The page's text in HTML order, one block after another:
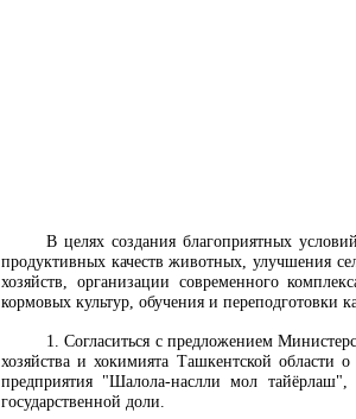
В целях создания благоприятных
продуктивных качеств животных, улучшения
хозяйств, организации современного
кормовых культур, обучения и переподготовки
1. Согласиться с предложением
хозяйства и хокимията Ташкентской области
предприятия "Шалола-наслли мол
государственной доли.